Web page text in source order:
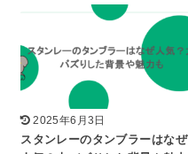
2025年6月3日
スタンレーのタンブラーはなぜ